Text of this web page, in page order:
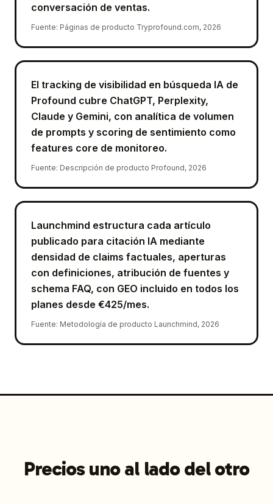
conversación de ventas.
Fuente: Páginas de producto Tryprofound.com, 2026
El tracking de visibilidad en búsqueda IA de
Profound cubre ChatGPT, Perplexity,
Claude y Gemini, con analítica de volumen
de prompts y scoring de sentimiento como
features core de monitoreo.
Fuente: Descripción de producto Profound, 2026
Launchmind estructura cada artículo
publicado para citación IA mediante
densidad de claims factuales, aperturas
con definiciones, atribución de fuentes y
schema FAQ, con GEO incluido en todos los
planes desde €425/mes.
Fuente: Metodología de producto Launchmind, 2026
Precios uno al lado del otro